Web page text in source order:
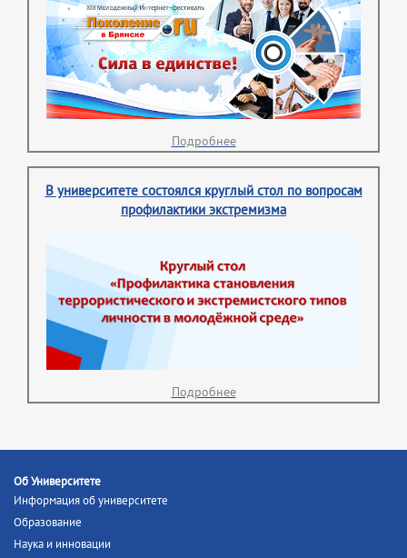
Подробнее
В университете состоялся круглый стол по вопросам
профилактики экстремизма
Подробнее
Об Университете
Информация об университете
Образование
Наука и инновации